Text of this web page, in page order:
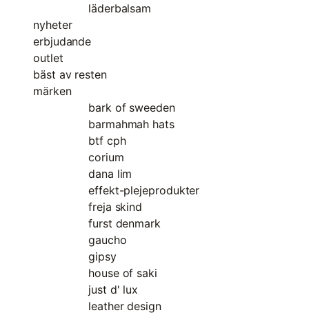
läderbalsam
nyheter
erbjudande
outlet
bäst av resten
märken
bark of sweeden
barmahmah hats
btf cph
corium
dana lim
effekt-plejeprodukter
freja skind
furst denmark
gaucho
gipsy
house of saki
just d' lux
leather design